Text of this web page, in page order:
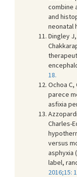
combine
and
neonatal
Dingley
18.
Ochoa C,
parece
asfixia
Charles-
versus
asphyxia
label,
2016;15: